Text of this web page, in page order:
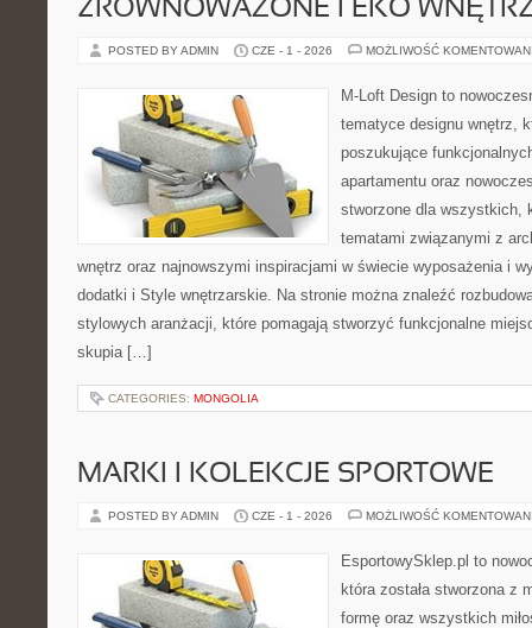
ZRÓWNOWAŻONE I EKO
POSTED BY ADMIN CZE - 1 - 2026 MOŻLIWOŚĆ
M-Loft Design to
tematyce designu wnętrz,
poszukujące
apartamentu oraz
stworzone dla wszystkich,
tematami związanymi z
wnętrz oraz najnowszymi inspiracjami w świecie wyposażenia i
dodatki i Style wnętrzarskie. Na stronie można znaleźć
stylowych aranżacji, które pomagają stworzyć funkcjonalne
skupia […]
CATEGORIES: MONGOLIA
MARKI I KOLEKCJE SPORTOWE
POSTED BY ADMIN CZE - 1 - 2026 MOŻLIWOŚĆ
EsportowySklep.pl to
która została stworzona z
formę oraz wszystkich